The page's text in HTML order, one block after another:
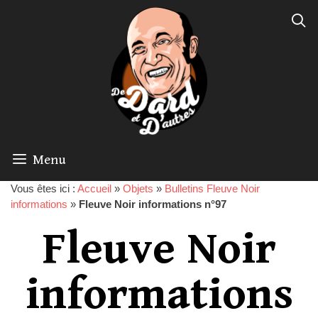
Menu
Vous êtes ici : Accueil » Objets » Bulletins Fleuve Noir
informations » Fleuve Noir informations n°97
Fleuve Noir
informations